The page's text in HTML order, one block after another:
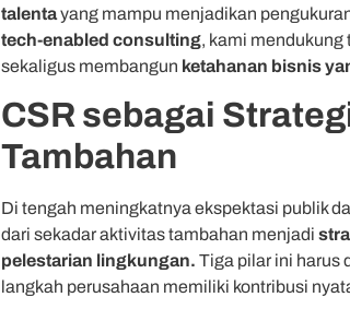
talentayang mampu menjadikan
tech-enabled consulting, kami
sekaligus membangun ketahanan bisnis
CSR sebagai
Tambahan
Di tengah meningkatnya ekspektasi publik
dari sekadar aktivitas tambahan menjadi
pelestarian lingkungan. Tiga pilar ini harus
langkah perusahaan memiliki kontribusi